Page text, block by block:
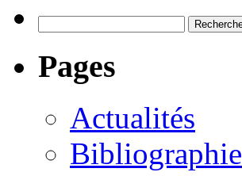
Pages
Actualités
Bibliographie